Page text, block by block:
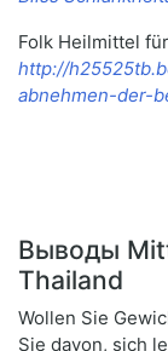
Folk Heilmittel
http://
abnehmen-der-
Выводы
Thailand
Wollen Sie
Sie davon, sich